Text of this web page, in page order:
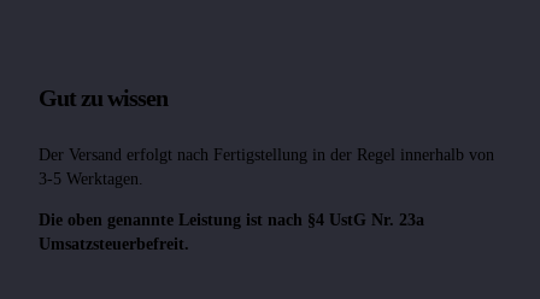
Gut zu wissen
Der Versand erfolgt nach Fertigstellung in der Regel innerhalb von
3-5 Werktagen.
Die oben genannte Leistung ist nach §4 UstG Nr. 23a
Umsatzsteuerbefreit.